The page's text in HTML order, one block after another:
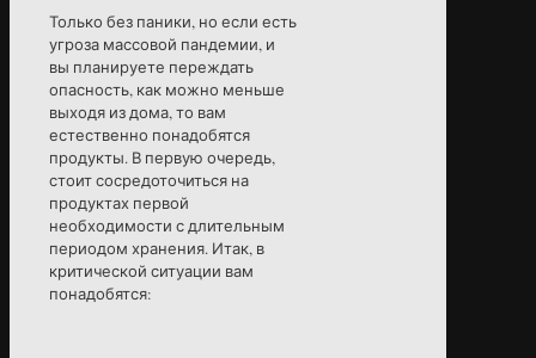
Только без паники, но если есть
угроза массовой пандемии, и
вы планируете переждать
опасность, как можно меньше
выходя из дома, то вам
естественно понадобятся
продукты. В первую очередь,
стоит сосредоточиться на
продуктах первой
необходимости с длительным
периодом хранения. Итак, в
критической ситуации вам
понадобятся: